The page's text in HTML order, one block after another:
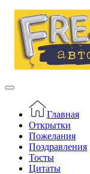
Главная
Открытки
Пожелания
Поздравления
Тосты
Цитаты